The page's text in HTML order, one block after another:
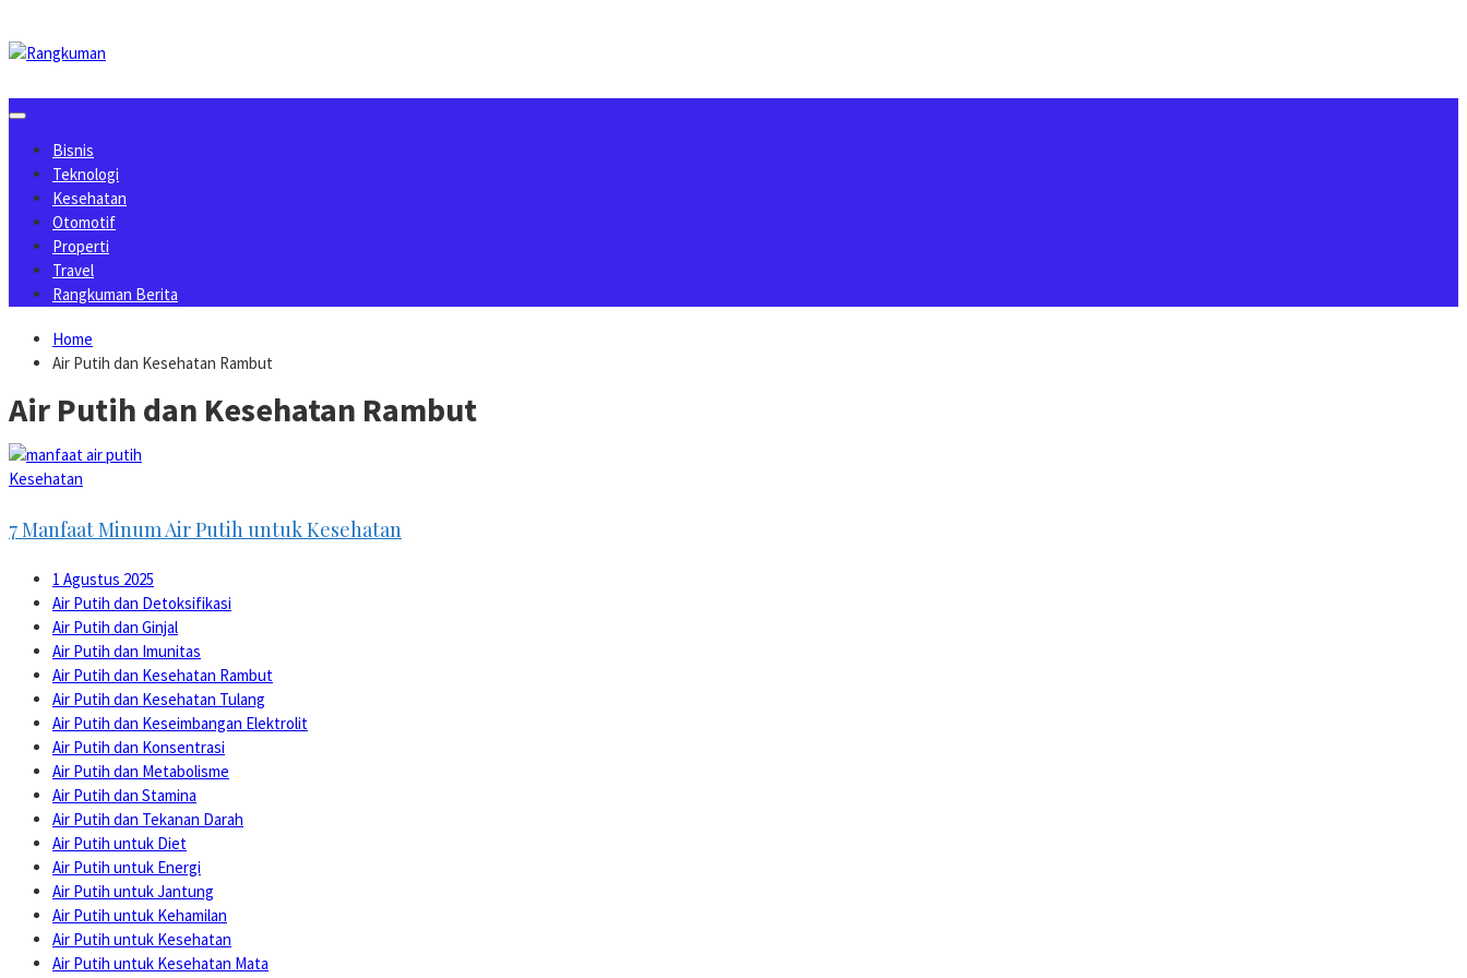
to
content
Bisnis
Teknologi
Kesehatan
Otomotif
Properti
Travel
Rangkuman Berita
Home
Air Putih dan Kesehatan Rambut
Air Putih dan Kesehatan Rambut
Kesehatan
7 Manfaat Minum Air Putih untuk Kesehatan
1 Agustus 2025
Air Putih dan Detoksifikasi
Air Putih dan Ginjal
Air Putih dan Imunitas
Air Putih dan Kesehatan Rambut
Air Putih dan Kesehatan Tulang
Air Putih dan Keseimbangan Elektrolit
Air Putih dan Konsentrasi
Air Putih dan Metabolisme
Air Putih dan Stamina
Air Putih dan Tekanan Darah
Air Putih untuk Diet
Air Putih untuk Energi
Air Putih untuk Jantung
Air Putih untuk Kehamilan
Air Putih untuk Kesehatan
Air Putih untuk Kesehatan Mata